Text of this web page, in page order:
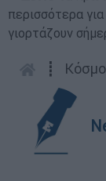
περισσότερα
γιορτάζουν
┋